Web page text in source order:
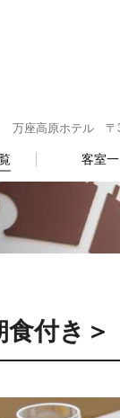
万座高原ホテル 〒
客室
付き＞